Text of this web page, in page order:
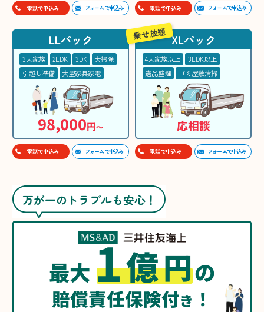
電話で申込み フォームで申込み 電話で申込み フォームで申込み
LLパック
3人家族 2LDK 3DK
大掃除
引越し準備
大型家具家電
98,000円〜
電話で申込み フォームで申込み
XLパック
4人家族以上
3LDK以上
遺品整理
ゴミ屋敷清掃
応相談
乗せ放題
電話で申込み フォームで申込み
万が一のトラブルも安心！
最大1億円の
賠償責任保険付き ！